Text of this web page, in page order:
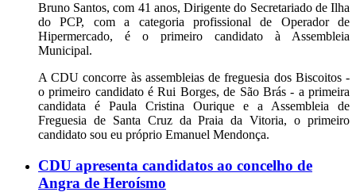
Bruno Santos, com 41 anos, Dirigente do Secretariado de Ilha
do PCP, com a categoria profissional de Operador de
Hipermercado, é o primeiro candidato à Assembleia
Municipal.
A CDU concorre às assembleias de freguesia dos Biscoitos -
o primeiro candidato é Rui Borges, de São Brás - a primeira
candidata é Paula Cristina Ourique e a Assembleia de
Freguesia de Santa Cruz da Praia da Vitoria, o primeiro
candidato sou eu próprio Emanuel Mendonça.
CDU apresenta candidatos ao concelho de
Angra de Heroísmo